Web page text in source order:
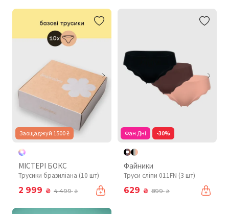
Заощаджуй 1500 ₴
МІСТЕРІ БОКС
Трусики бразиліана (10 шт)
2 999 ₴ 4 499₴
Фан Дні -30%
Файники
Труси сліпи 011FN (3 шт)
629 ₴ 899₴